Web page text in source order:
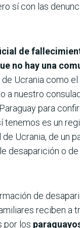
sí con las
de
no hay una
Ucrania como
a nuestro
para
tenemos es un
Ucrania, de un
desaparición o
de
reciben a
por los